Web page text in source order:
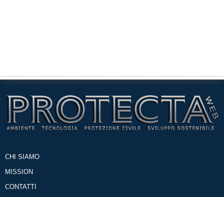
CHI SIAMO
MISSION
CONTATTI